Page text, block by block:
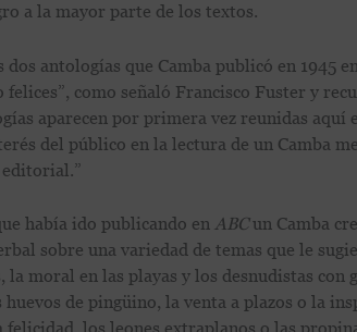
a la mayor parte de los textos.
dos antologías que Camba publicó en 1945
felices”, como señaló Francisco Fuster y
aparecen por primera vez reunidas
del público en la lectura de un Camba
editorial.”
había ido publicando en ABCun Camba
sobre una variedad de temas que le
moral en las playas y los desnudistas con
de pingüino, la venta a plazos o la